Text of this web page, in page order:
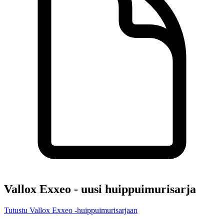
Vallox Exxeo - uusi huippuimurisarja
Tutustu Vallox Exxeo -huippuimurisarjaan